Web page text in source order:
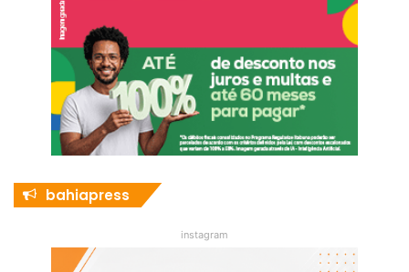
bahiapress
instagram